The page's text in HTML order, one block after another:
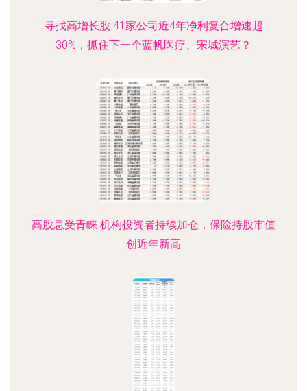
寻找高增长股 41家公司近4年净利复合增速超
30%，抓住下一个蓝帆医疗、宋城演艺？
高股息受青睐 机构投资者持续加仓，保险持股市值
创近年新高